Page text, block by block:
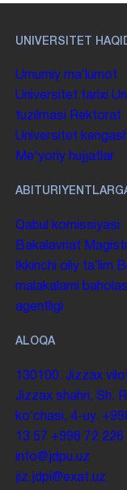
UNIVERSITET
Umumiy maʼlumot
Universitet tarixi
tuzilmasi
Rektorat
Universitet
Me'yoriy hujjatlar
Qabul komissiyasi
Bakalavriat
Ikkinchi oliy taʼlim
malakalarni
agentligi
ALOQA
130100. Jizzax
Jizzax shahri, Sh.
koʻchasi, 4-uy.
13 57 +998 72 226
info@jdpu.uz
jiz.jdpi@exat.uz